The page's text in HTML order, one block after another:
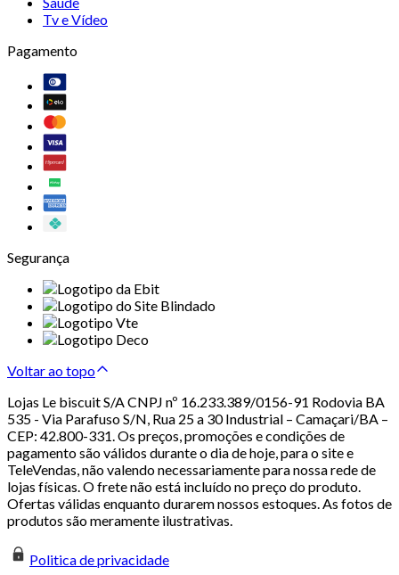
Tv e Vídeo
Pagamento
Segurança
Voltar ao topo
Lojas Le biscuit S/A CNPJ nº 16.233.389/0156-91 Rodovia BA
535 - Via Parafuso S/N, Rua 25 a 30 Industrial – Camaçari/BA –
CEP: 42.800-331. Os preços, promoções e condições de
pagamento são válidos durante o dia de hoje, para o site e
TeleVendas, não valendo necessariamente para nossa rede de
lojas físicas. O frete não está incluído no preço do produto.
Ofertas válidas enquanto durarem nossos estoques. As fotos de
produtos são meramente ilustrativas.
Politica de privacidade